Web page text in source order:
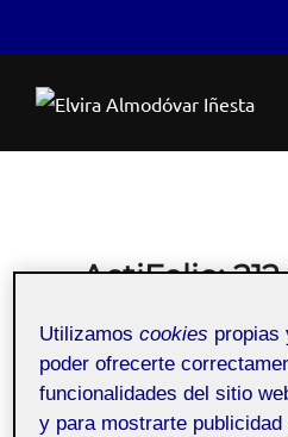
ActiFolio:
continguts i
audiovisual
Utilizamoscookies propias
poder ofrecerte
funcionalidades del sitio
y para mostrarte